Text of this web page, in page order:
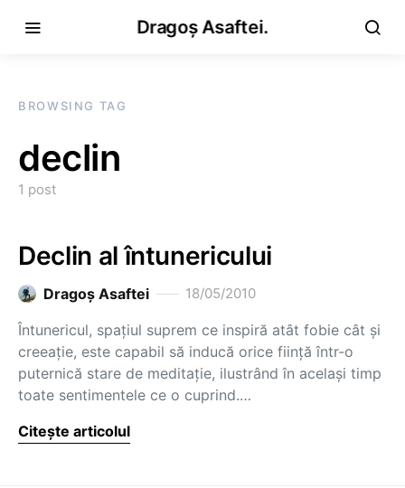
Dragoș Asaftei.
BROWSING TAG
declin
1 post
Declin al întunericului
Dragoş Asaftei 18/05/2010
Întunericul, spaţiul suprem ce inspiră atât fobie cât şi
creeaţie, este capabil să inducă orice fiinţă într-o
puternică stare de meditaţie, ilustrând în acelaşi timp
toate sentimentele ce o cuprind.…
Citește articolul